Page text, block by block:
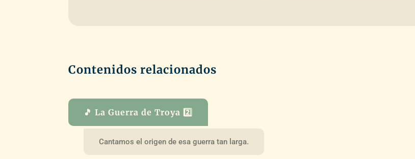
Contenidos relacionados
🎵 La Guerra de Troya 2️⃣
Cantamos el origen de esa guerra tan larga.